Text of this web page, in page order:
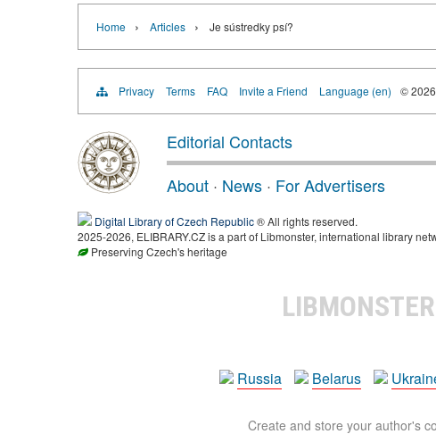
Home › Articles › Je sústredky psí?
Privacy Terms FAQ Invite a Friend Language (en) © 2026
Editorial Contacts
About · News · For Advertisers
Digital Library of Czech Republic® All rights reserved.
2025-2026, ELIBRARY.CZ is a part of Libmonster, international library
Preserving Czech's heritage
Russia
Belarus
Create and store your author's